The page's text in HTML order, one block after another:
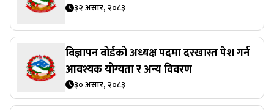
३२ असार, २०८३
विज्ञापन वोर्डको अध्यक्ष पदमा दरखास्त पेश गर्न
आवश्यक योग्यता र अन्य विवरण
३० असार, २०८३